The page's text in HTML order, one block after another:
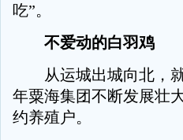
吃”。
不爱动的白羽鸡
从运城出城向北，就
年粟海集团不断发展壮
约养殖户。